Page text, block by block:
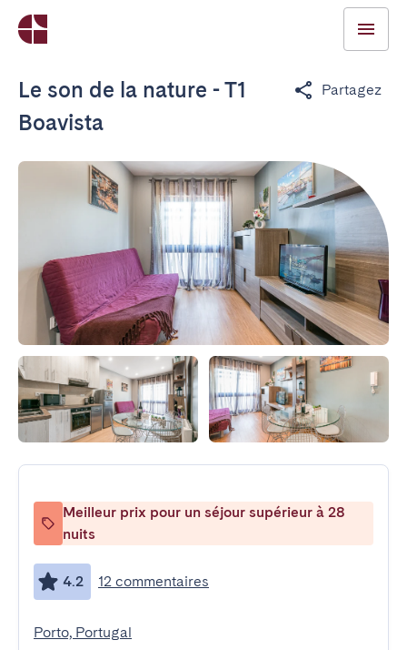
Le son de la nature - T1
Boavista
Partagez
Meilleur prix pour un séjour supérieur à 28
nuits
4.2 12 commentaires
Porto, Portugal